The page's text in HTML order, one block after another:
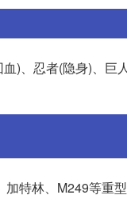
)、忍者(隐身)、巨
特林、M249等重型